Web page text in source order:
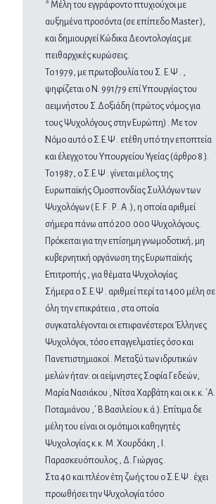
* Μέλη του εγγράφοντο πτυχιούχοι με
αυξημένα προσόντα (σε επίπεδο Master ),
και δημιουργεί Κώδικα Δεοντολογίας με
πειθαρχικές κυρώσεις.
Το 1979, με πρωτοβουλία του Σ. Ε.Ψ . ,
ψηφίζεται ο Ν. 991/79 επί Υπουργίας του
αειμνήστου Σ.Δοξιάδη (πρώτος νόμος για
τους Ψυχολόγους στην Ευρώπη) . Με τον
Νόμο αυτό ο Σ.Ε.Ψ . ετέθη υπό την εποπτεία
και έλεγχο του Υπουργείου Υγείας (άρθρο 8 ).
Το 1987, ο Σ.Ε.Ψ . γίνεται μέλος της
Ευρωπαϊκής Ομοσπονδίας Συλλόγων των
Ψυχολόγων ( Ε. F . P . A .), η οποία αριθμεί
σήμερα πάνω από 200.000 Ψυχολόγους.
Πρόκειται για την επίσημη γνωμοδοτική, μη
κυβερνητική οργάνωση της Ευρωπαϊκής
Επιτροπής , για θέματα Ψυχολογίας.
Σήμερα ο Σ.Ε.Ψ . αριθμεί περί τα 1400 μέλη σε
όλη την επικράτεια , στα οποία
συγκαταλέγονται οι επιφανέστεροι Έλληνες
Ψυχολόγοι, τόσο επαγγελματίες όσο και
Πανεπιστημιακοί . Μεταξύ των ιδρυτικών
μελών ήταν: οι αείμνηστες Σοφία Γεδεών,
Μαρία Νασιάκου , Νίτσα Χαρβάτη και οι κ.κ. ΄Α.
Ποταμιάνου ,΄ Β.Βασιλείου κ.ά.). Επίτιμα δε
μέλη του είναι οι ομότιμοι καθηγητές
Ψυχολογίας κ.κ. Μ. Χουρδάκη , Ι.
Παρασκευόπουλος , Δ. Γιώργας .
Στα 40 και πλέον έτη ζωής του ο Σ.Ε.Ψ . έχει
προωθήσει την Ψυχολογία τόσο